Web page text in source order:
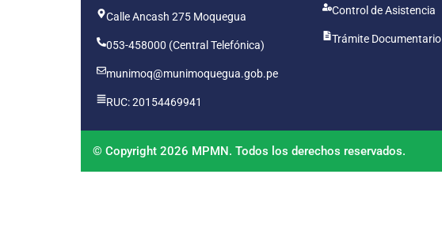
Calle Ancash 275 Moquegua
053-458000 (Central Telefónica)
munimoq@munimoquegua.gob.pe
RUC: 20154469941
Control de Asistencia
Trámite Documentario
© Copyright 2026 MPMN. Todos los derechos reservados.